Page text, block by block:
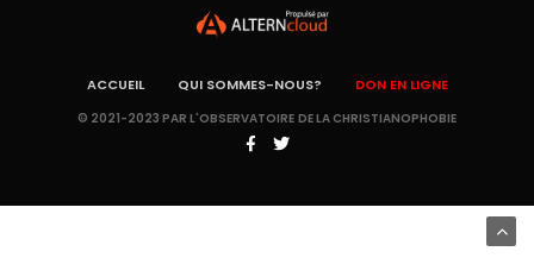
ACCUEIL QUI SOMMES-NOUS? DON EN LIGNE
© 2021-2023 PAR L'OBSERVATOIRE DE LA CHRISTIANOPHOBIE